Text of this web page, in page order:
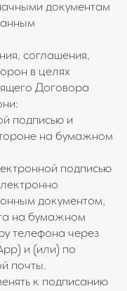
документам
соглашения,
в целях
Договора
подписью и
на бумажном
подписью
документом,
на бумажном
телефона через
и (или) по
почты.
к подписанию